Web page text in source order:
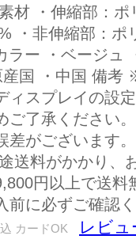
材 ・伸縮部：
・非伸縮部：ポ
ラー ・ベージュ
産国 ・中国 備
ィスプレイの設
ご了承ください
差がございます
送料がかかり、
円以上で送
に必ずご確認
カードOK レビュ